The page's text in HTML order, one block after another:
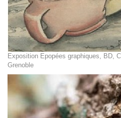
Exposition Epopées graphiques, BD,
Grenoble